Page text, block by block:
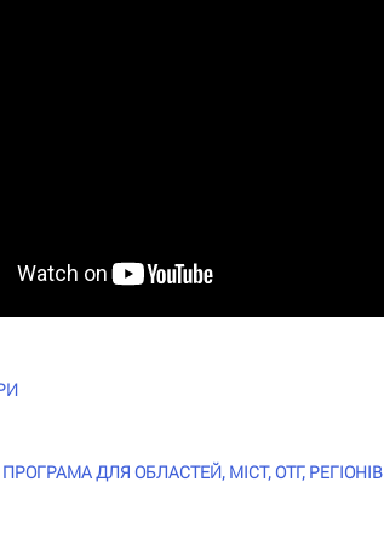
ДЛЯ ОБЛАСТЕЙ, МІСТ, ОТГ, РЕГІОНІВ